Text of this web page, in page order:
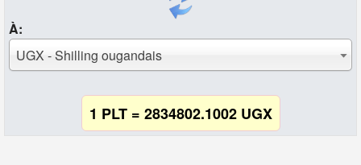
À:
UGX - Shilling ougandais
1 PLT = 2834802.1002 UGX